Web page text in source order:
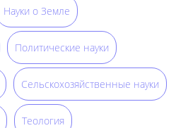
Науки о Земле
Политические науки
Сельскохозяйственные науки
Теология